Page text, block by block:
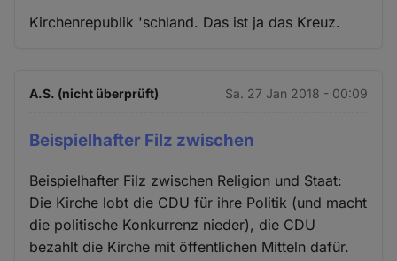
Kirchenrepublik 'schland. Das ist ja das Kreuz.
A.S. (nicht überprüft) Sa. 27 Jan 2018 - 00:09
Beispielhafter Filz zwischen
Beispielhafter Filz zwischen Religion und Staat:
Die Kirche lobt die CDU für ihre Politik (und macht
die politische Konkurrenz nieder), die CDU
bezahlt die Kirche mit öffentlichen Mitteln dafür.